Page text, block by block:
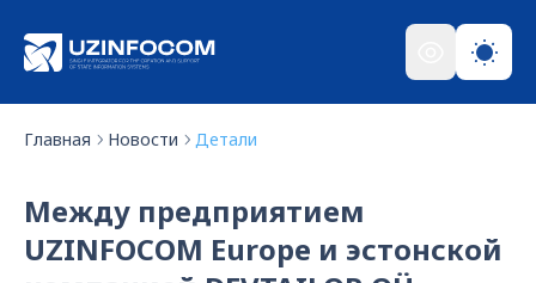
Главная Новости Детали
Между предприятием
UZINFOCOM Europe и эстонской